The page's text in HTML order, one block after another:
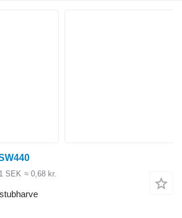
1 SEK ≈ 0,68 kr.